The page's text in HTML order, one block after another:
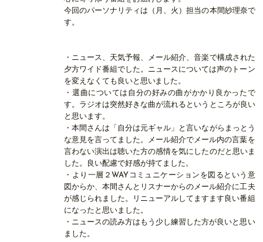
今回のパーソナリティは（月、火）担当の本間紗理奈で
す。
・ニュース、天気予報、メール紹介、音楽で構成された
夕方ワイド番組でした。ニュースについては声のトーン
を変えなくても良いと思いました。
・選曲については自分の好みの曲がかかり良かったで
す。ラジオは突然好きな曲が流れるというところが良い
と思います。
・本間さんは「自分は元ギャル」と言いながらまっとう
な意見を言ってました。メール紹介でメール内の言葉を
言わない演出は聴いた方の感情を気にしたのだと思いま
した。良い配慮で好感が持てました。
・より一層２WAYコミュニケーションを図るという意
図からか、本間さんとリスナーからのメール紹介に工夫
が感じられました。リニューアルしてますます良い番組
になったと思いました。
・ニュースの読み方はもう少し練習した方が良いと思い
ました。